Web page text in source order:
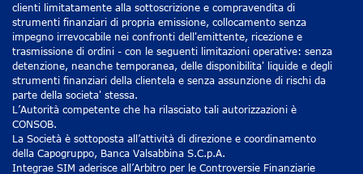
clienti limitatamente alla sottoscrizione e compravendita di
strumenti finanziari di propria emissione, collocamento senza
impegno irrevocabile nei confronti dell'emittente, ricezione e
trasmissione di ordini - con le seguenti limitazioni operative: senza
detenzione, neanche temporanea, delle disponibilita' liquide e degli
strumenti finanziari della clientela e senza assunzione di rischi da
parte della societa' stessa.
L’Autorità competente che ha rilasciato tali autorizzazioni è
CONSOB.
La Società è sottoposta all’attività di direzione e coordinamento
della Capogruppo, Banca Valsabbina S.C.p.A.
Integrae SIM aderisce all’Arbitro per le Controversie Finanziarie